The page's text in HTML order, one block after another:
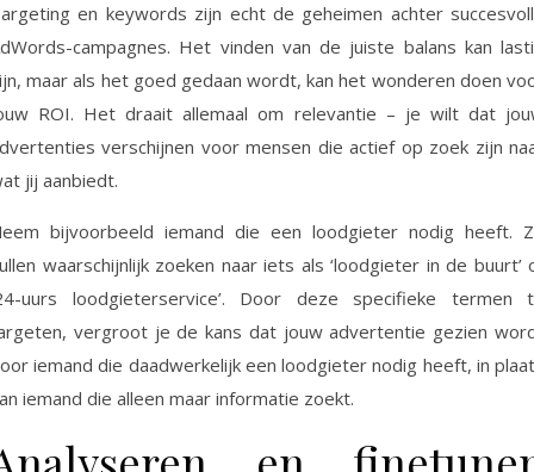
en keywords zijn echt de geheimen achter
campagnes. Het vinden van de juiste balans kan
maar als het goed gedaan wordt, kan het wonderen doen
ROI. Het draait allemaal om relevantie – je wilt dat
verschijnen voor mensen die actief op zoek zijn
jij aanbiedt.
bijvoorbeeld iemand die een loodgieter nodig heeft.
waarschijnlijk zoeken naar iets als ‘loodgieter in de buurt’
uurs loodgieterservice’. Door deze specifieke termen
vergroot je de kans dat jouw advertentie gezien
iemand die daadwerkelijk een loodgieter nodig heeft, in
iemand die alleen maar informatie zoekt.